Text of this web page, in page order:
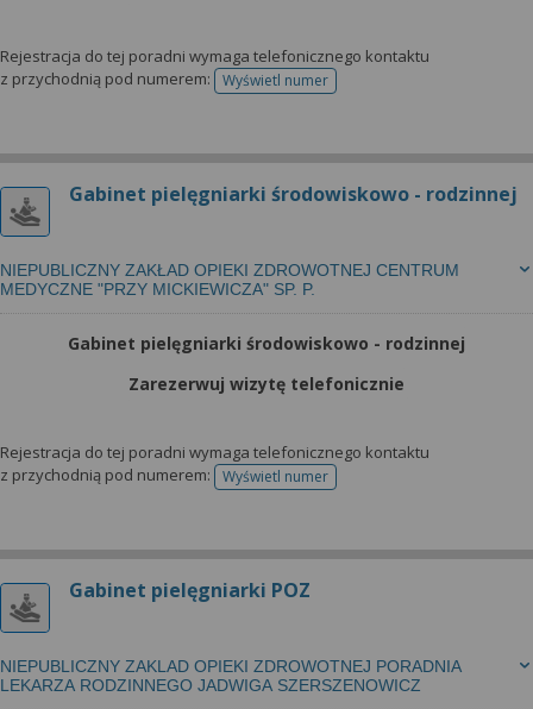
Rejestracja do tej poradni wymaga telefonicznego kontaktu
z przychodnią pod numerem:
Wyświetl numertelefonu do rejestracji
Gabinet pielęgniarki środowiskowo - rodzinnej
NIEPUBLICZNY ZAKŁAD OPIEKI ZDROWOTNEJ CENTRUM
MEDYCZNE "PRZY MICKIEWICZA" SP. P.
Gabinet pielęgniarki środowiskowo - rodzinnej
Zarezerwuj wizytę telefonicznie
Rejestracja do tej poradni wymaga telefonicznego kontaktu
z przychodnią pod numerem:
Wyświetl numertelefonu do rejestracji
Gabinet pielęgniarki POZ
NIEPUBLICZNY ZAKLAD OPIEKI ZDROWOTNEJ PORADNIA
LEKARZA RODZINNEGO JADWIGA SZERSZENOWICZ